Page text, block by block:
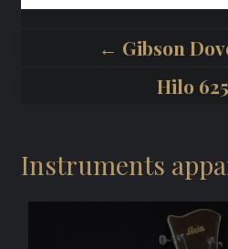
← Gibson
Hilo
Instruments